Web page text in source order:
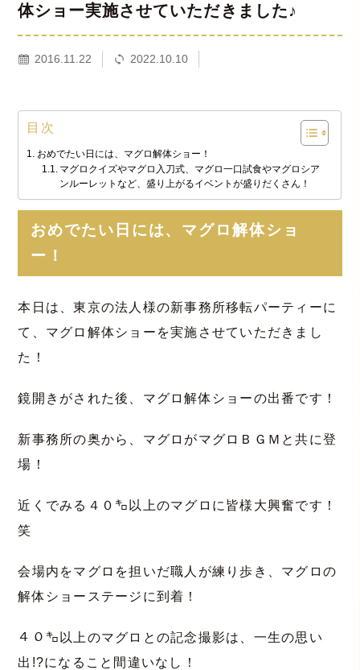
体ショー実施させていただきました♪
2016.11.22 2022.10.10
目次
おめでたい日には、マグロ解体ショー！
マグロクイズやマグロ入刀式、マグロ一口試食やマグロシア
ンルーレットなど、盛り上がるイベントが盛りだくさん！
おめでたい日には、マグロ解体ショ
ー！
本日は、東京の法人様の新事務所移転パーティーに
て、マグロ解体ショーを実施させていただきまし
た！
鏡開きがされた後、マグロ解体ショーの出番です！
新事務所の奥から、マグロがマグロＢＧＭと共に登
場！
近くでみる４０㌔以上のマグロに皆様大興奮です！
笑
会場内をマグロを担いだ職人が練り歩き、マグロの
解体ショーステージに到着！
４０㌔以上のマグロとの記念撮影は、一生の思い
出!?になること間違いなし！